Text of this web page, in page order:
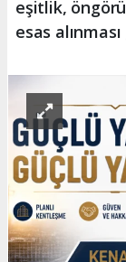
eşitlik,
esas